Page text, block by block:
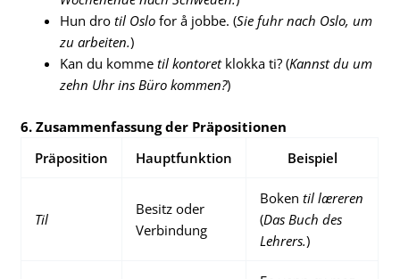
Hun drotil Oslo for å jobbe. (Sie fuhr nach Oslo, um
zu arbeiten.)
Kan du kommetil kontoretklokka ti? (Kannst du um
zehn Uhr ins Büro kommen?)
6. Zusammenfassung der Präpositionen
Präposition
Hauptfunktion Beispiel
Til
Besitz oder
Verbindung
Bokentil læreren
(Das Buch des
Lehrers.)